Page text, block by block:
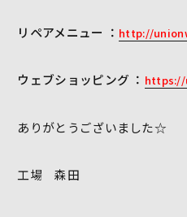
リペアメニュー ： http://
ウェブショッピング ： https://
ありがとうございました☆
工場 森田